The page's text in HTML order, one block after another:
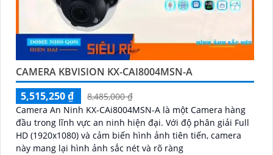
CAMERA KBVISION KX-CAI8004MSN-A
5,515,250 ₫
8,485,000 ₫
Camera An Ninh KX-CAi8004MSN-A là một Camera hàng
đầu trong lĩnh vực an ninh hiện đại. Với độ phân giải Full
HD (1920x1080) và cảm biến hình ảnh tiên tiến, camera
này mang lại hình ảnh sắc nét và rõ ràng